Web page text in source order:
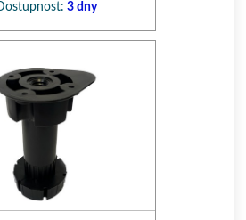
3 dny